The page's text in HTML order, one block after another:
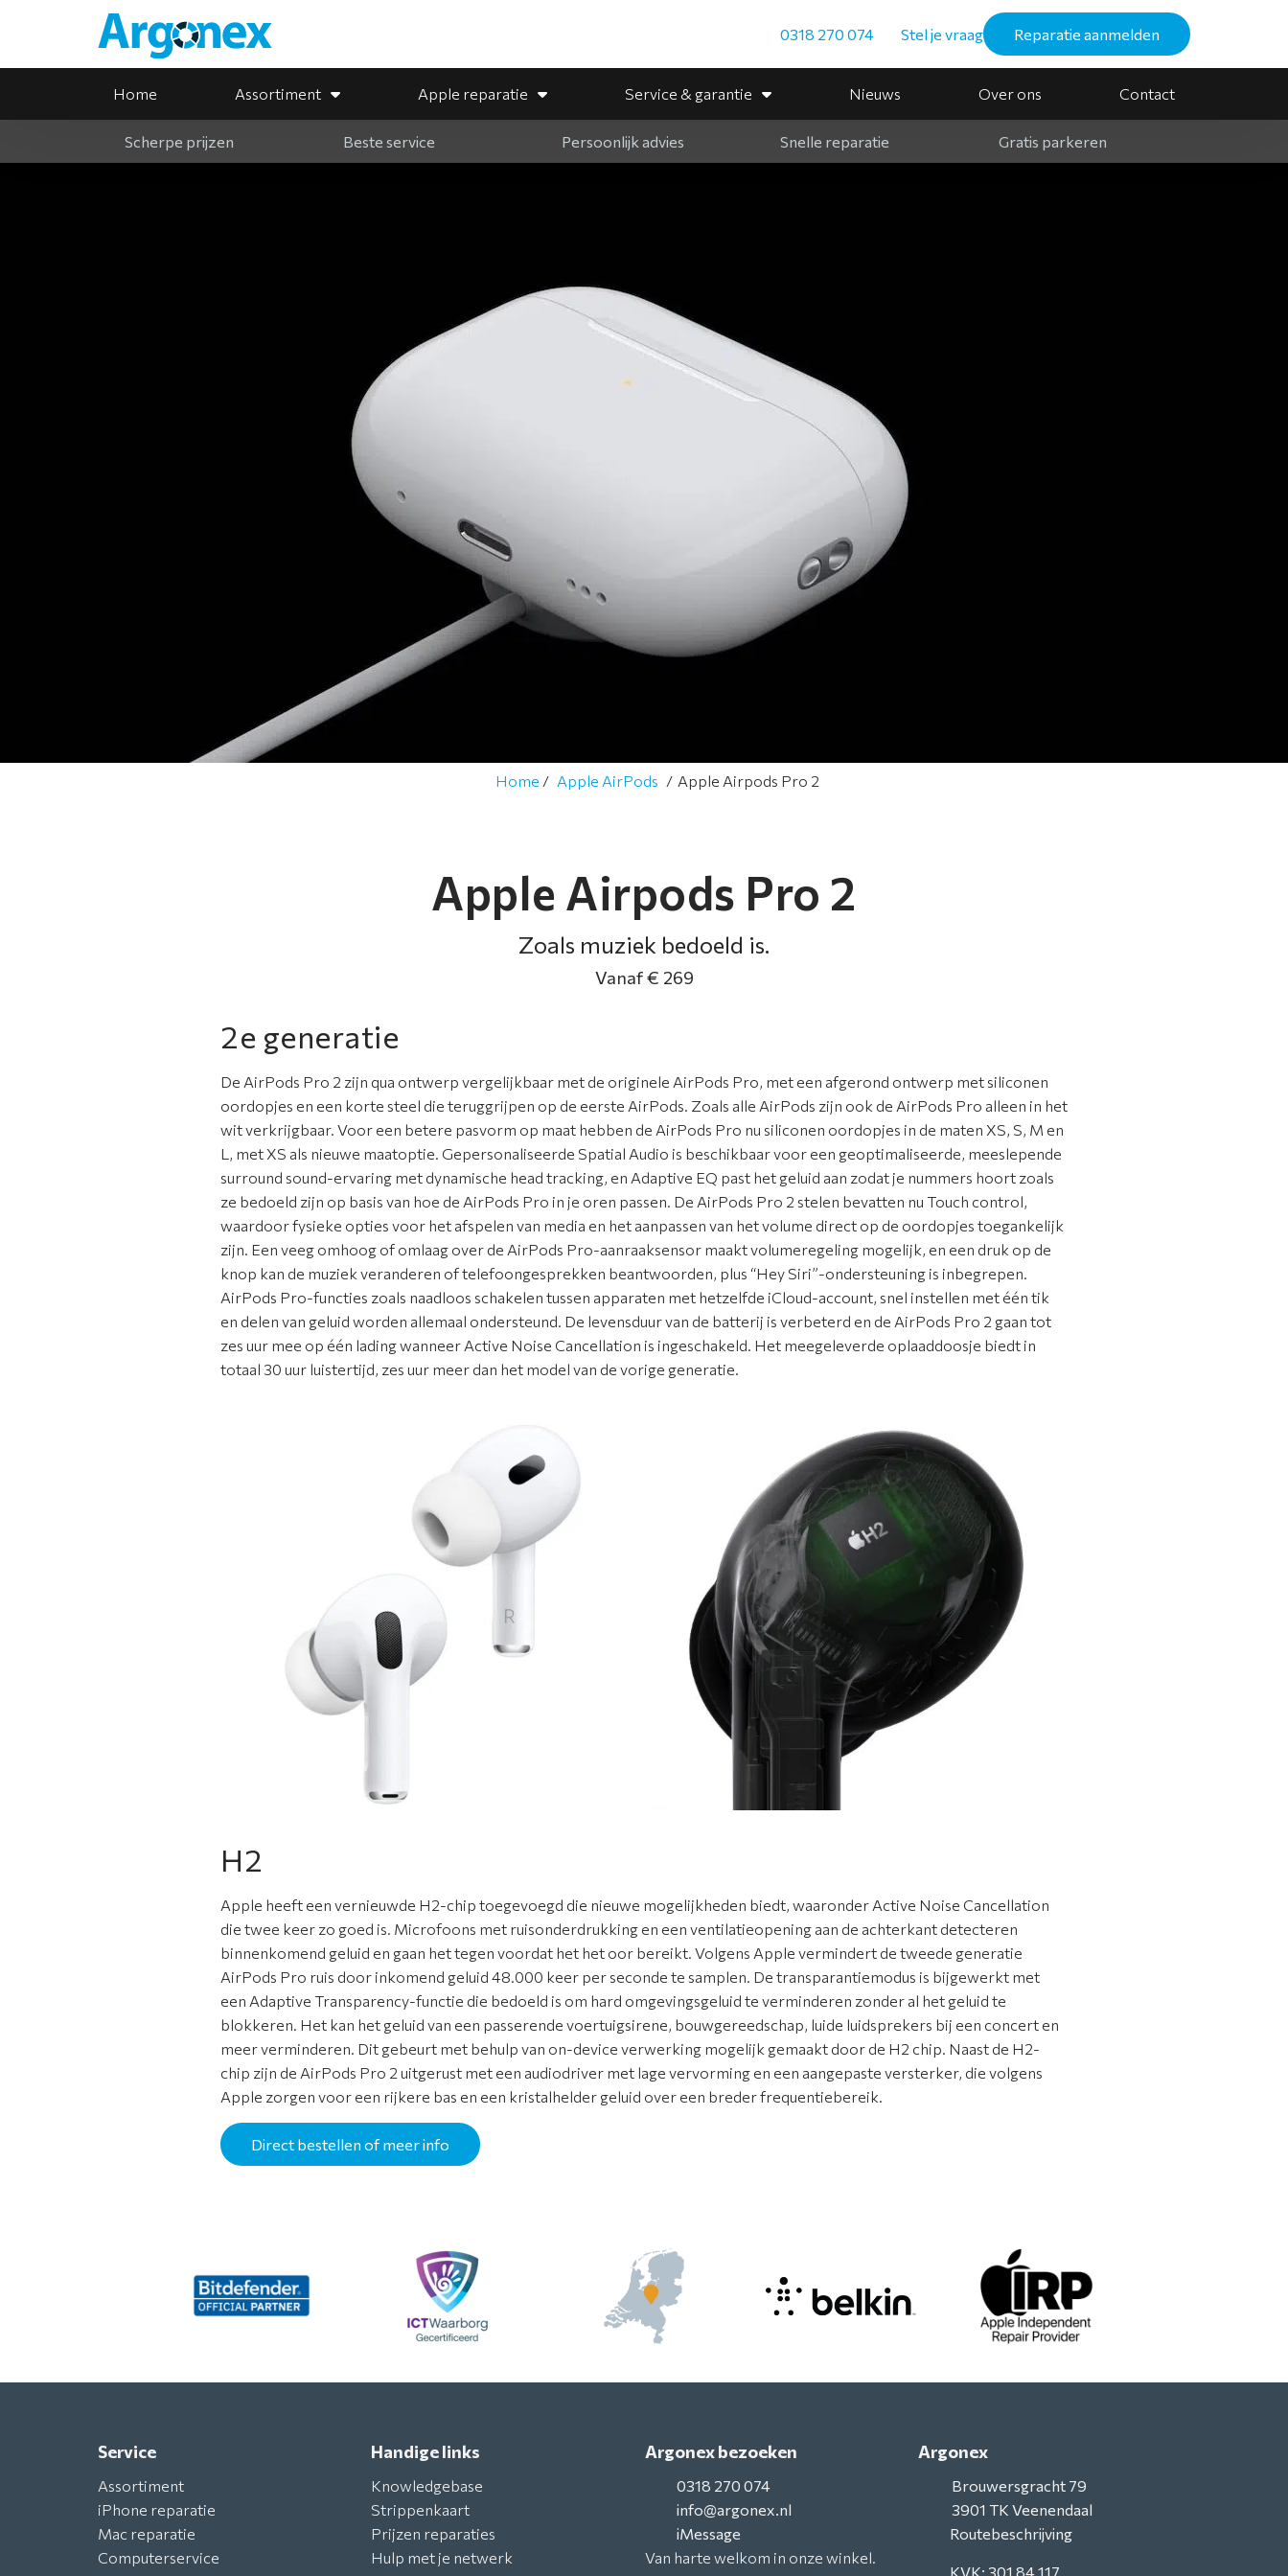
0318 270 074 Stel je vraag Reparatie aanmelden
Home Assortiment Apple reparatie Service & garantie Nieuws Over ons Contact
Scherpe prijzen Beste service Persoonlijk advies Snelle reparatie Gratis parkeren
Home Apple AirPods Apple Airpods Pro 2
Apple Airpods Pro 2
Zoals muziek bedoeld is.
Vanaf € 269
2e generatie
De AirPods Pro 2 zijn qua ontwerp vergelijkbaar met de originele AirPods Pro, met een afgerond ontwerp met siliconen
oordopjes en een korte steel die teruggrijpen op de eerste AirPods. Zoals alle AirPods zijn ook de AirPods Pro alleen in het
wit verkrijgbaar. Voor een betere pasvorm op maat hebben de AirPods Pro nu siliconen oordopjes in de maten XS, S, M en
L, met XS als nieuwe maatoptie. Gepersonaliseerde Spatial Audio is beschikbaar voor een geoptimaliseerde, meeslepende
surround sound-ervaring met dynamische head tracking, en Adaptive EQ past het geluid aan zodat je nummers hoort zoals
ze bedoeld zijn op basis van hoe de AirPods Pro in je oren passen. De AirPods Pro 2 stelen bevatten nu Touch control,
waardoor fysieke opties voor het afspelen van media en het aanpassen van het volume direct op de oordopjes toegankelijk
zijn. Een veeg omhoog of omlaag over de AirPods Pro-aanraaksensor maakt volumeregeling mogelijk, en een druk op de
knop kan de muziek veranderen of telefoongesprekken beantwoorden, plus “Hey Siri”-ondersteuning is inbegrepen.
AirPods Pro-functies zoals naadloos schakelen tussen apparaten met hetzelfde iCloud-account, snel instellen met één tik
en delen van geluid worden allemaal ondersteund. De levensduur van de batterij is verbeterd en de AirPods Pro 2 gaan tot
zes uur mee op één lading wanneer Active Noise Cancellation is ingeschakeld. Het meegeleverde oplaaddoosje biedt in
totaal 30 uur luistertijd, zes uur meer dan het model van de vorige generatie.
H2
Apple heeft een vernieuwde H2-chip toegevoegd die nieuwe mogelijkheden biedt, waaronder Active Noise Cancellation
die twee keer zo goed is. Microfoons met ruisonderdrukking en een ventilatieopening aan de achterkant detecteren
binnenkomend geluid en gaan het tegen voordat het het oor bereikt. Volgens Apple vermindert de tweede generatie
AirPods Pro ruis door inkomend geluid 48.000 keer per seconde te samplen. De transparantiemodus is bijgewerkt met
een Adaptive Transparency-functie die bedoeld is om hard omgevingsgeluid te verminderen zonder al het geluid te
blokkeren. Het kan het geluid van een passerende voertuigsirene, bouwgereedschap, luide luidsprekers bij een concert en
meer verminderen. Dit gebeurt met behulp van on-device verwerking mogelijk gemaakt door de H2 chip. Naast de H2-
chip zijn de AirPods Pro 2 uitgerust met een audiodriver met lage vervorming en een aangepaste versterker, die volgens
Apple zorgen voor een rijkere bas en een kristalhelder geluid over een breder frequentiebereik.
Direct bestellen of meer info
Service
Assortiment
iPhone reparatie
Mac reparatie
Computerservice
Handige links
Knowledgebase
Strippenkaart
Prijzen reparaties
Hulp met je netwerk
Argonex bezoeken
0318 270 074
info@argonex.nl
iMessage
Van harte welkom in onze winkel.
Argonex
Brouwersgracht 79
3901 TK Veenendaal
Routebeschrijving
KVK: 301 84 117